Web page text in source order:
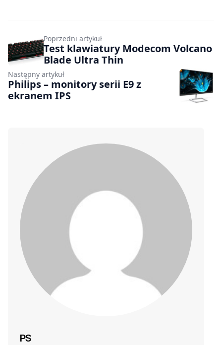
Poprzedni artykuł
Test klawiatury Modecom Volcano
Blade Ultra Thin
Następny artykuł
Philips – monitory serii E9 z
ekranem IPS
PS